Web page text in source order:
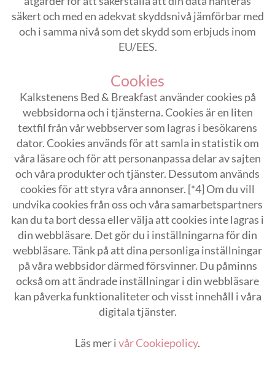
säkert och med en adekvat skyddsnivå jämförbar med
och i samma nivå som det skydd som erbjuds inom
EU/EES.
Cookies
Kalkstenens Bed & Breakfast använder cookies på
webbsidorna och i tjänsterna. Cookies är en liten
textfil från vår webbserver som lagras i besökarens
dator. Cookies används för att samla in statistik om
våra läsare och för att personanpassa delar av sajten
och våra produkter och tjänster. Dessutom används
cookies för att styra våra annonser. [*4] Om du vill
undvika cookies från oss och våra samarbetspartners
kan du ta bort dessa eller välja att cookies inte lagras i
din webbläsare. Det gör du i inställningarna för din
webbläsare. Tänk på att dina personliga inställningar
på våra webbsidor därmed försvinner. Du påminns
också om att ändrade inställningar i din webbläsare
kan påverka funktionaliteter och visst innehåll i våra
digitala tjänster.
Läs mer ivår Cookiepolicy.